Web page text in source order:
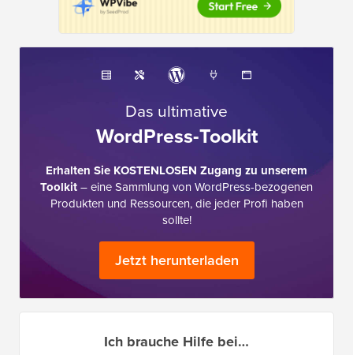
Das ultimative
WordPress-Toolkit
Erhalten Sie KOSTENLOSEN Zugang zu unserem
Produkten und Ressourcen, die jeder Profi haben
sollte!
Jetzt herunterladen
Ich brauche Hilfe bei…